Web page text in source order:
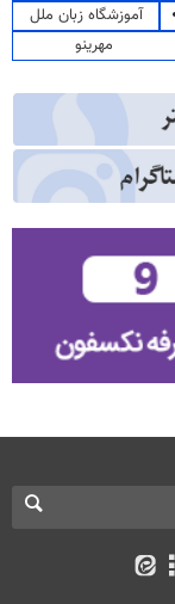
آموزشگاه زبان ملل
مهرینو